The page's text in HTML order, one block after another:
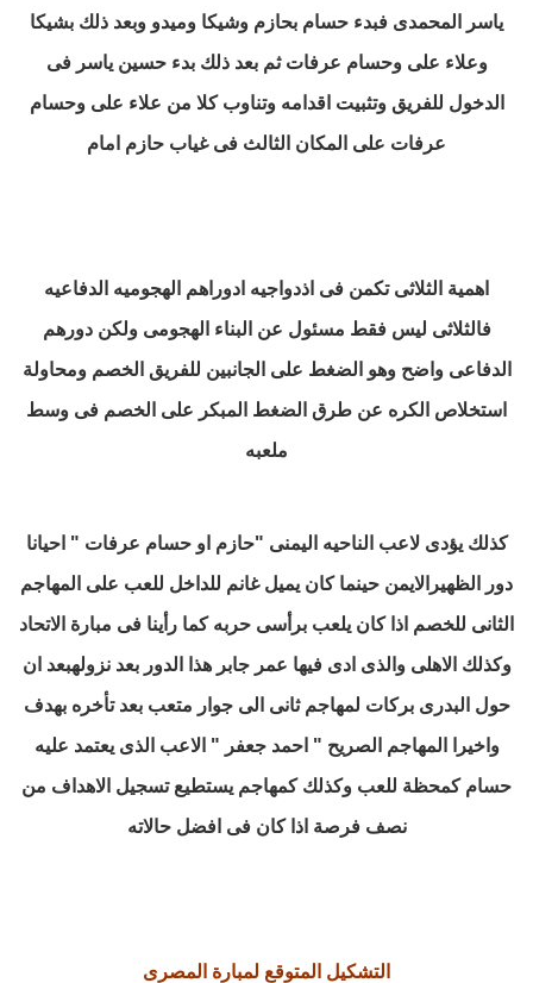
ياسر المحمدى فبدء حسام بحازم وشيكا وميدو وبعد ذلك بشيكا
وعلاء على وحسام عرفاتثم بعد ذلك بدء حسين ياسر فى
الدخول للفريق وتثبيت اقدامه وتناوب كلا من علاء على وحسام
عرفات على المكان الثالث فى غياب حازم امام
اهمية الثلاثى تكمن فى اذدواجيه ادوراهم الهجوميه الدفاعيه
فالثلاثى ليس فقط مسئول عن البناء الهجومى ولكن دورهم
الدفاعى واضح وهو الضغط على الجانبين للفريق الخصم ومحاولة
استخلاص الكره عن طرق الضغط المبكر على الخصم فى وسط
ملعبه
كذلك يؤدى لاعب الناحيه اليمنى "حازم او حسام عرفات " احيانا
دور الظهيرالايمن حينما كان يميل غانم للداخل للعب على المهاجم
الثانى للخصم اذا كان يلعب برأسى حربه كما رأينا فى مبارة الاتحاد
وكذلك الاهلى والذى ادى فيها عمر جابر هذا الدور بعد نزولهبعد ان
حول البدرى بركات لمهاجم ثانى الى جوار متعب بعد تأخره بهدف
واخيرا
المهاجم الصريح " احمد جعفر " الاعب الذى يعتمد عليه
حسام كمحظة للعب وكذلك كمهاجم يستطيع تسجيل الاهداف من
نصف فرصة اذا كان فى افضل حالاته
التشكيل المتوقع لمبارة المصرى